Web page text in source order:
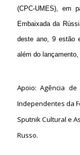
(CPC-UMES), em
Embaixada da
deste ano, 9 estão
além do
Apoio: Agência
Independentes da
Sputnik Cultural e
Russo.